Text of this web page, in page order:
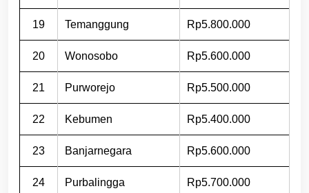
19 Temanggung Rp5.800.000
20 Wonosobo Rp5.600.000
21 Purworejo Rp5.500.000
22 Kebumen Rp5.400.000
23 Banjarnegara Rp5.600.000
24 Purbalingga Rp5.700.000